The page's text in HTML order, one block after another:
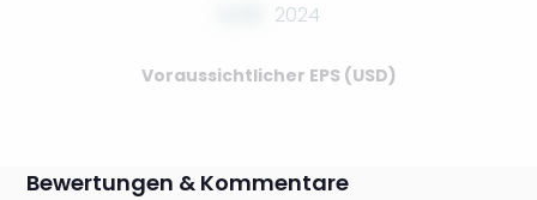
2024
Voraussichtlicher EPS (USD)
Bewertungen & Kommentare